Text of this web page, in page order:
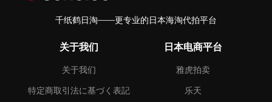
千纸鹤日淘——更专业的日本海淘代拍平台
关于我们
关于我们
特定商取引法に基づく表記
日本电商平台
雅虎拍卖
乐天